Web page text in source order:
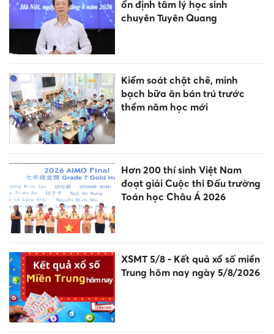
ổn định tâm lý học sinh
chuyên Tuyên Quang
Kiểm soát chặt chẽ, minh
bạch bữa ăn bán trú trước
thềm năm học mới
Hơn 200 thí sinh Việt Nam
đoạt giải Cuộc thi Đấu trường
Toán học Châu Á 2026
XSMT 5/8 - Kết quả xổ số miền
Trung hôm nay ngày 5/8/2026